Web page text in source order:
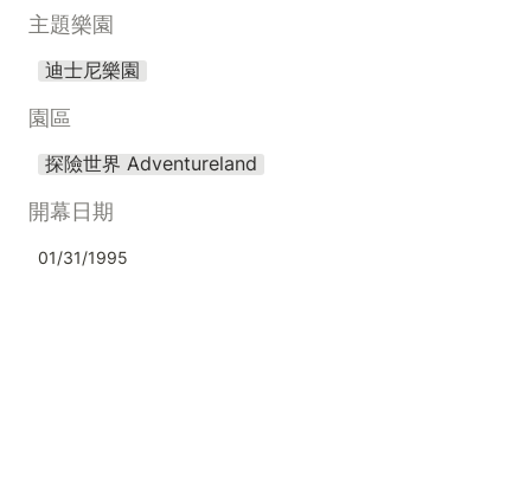
主題樂園
迪士尼樂園
園區
探險世界 Adventureland
開幕日期
01/31/1995